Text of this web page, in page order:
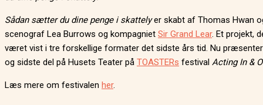
Sådan sætter du dine penge i skattelyer skabt af Thomas Hwan
scenograf Lea Burrows og kompagniet Sir Grand Lear. Et projekt,
været vist i tre forskellige formater det sidste års tid. Nu
og sidste del på Husets Teater på TOASTERs festival Acting In &
Læs mere om festivalen her.